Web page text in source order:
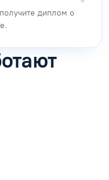
диплом о